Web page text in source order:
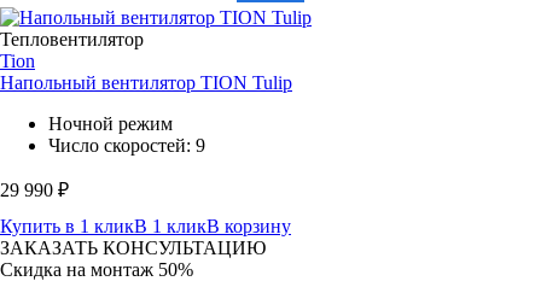
Тепловентилятор
Tion
Напольный вентилятор TION Tulip
Ночной режим
Число скоростей: 9
29 990 ₽
Купить в 1 кликВ 1 кликВ корзину
ЗАКАЗАТЬ КОНСУЛЬТАЦИЮ
Скидка на монтаж 50%